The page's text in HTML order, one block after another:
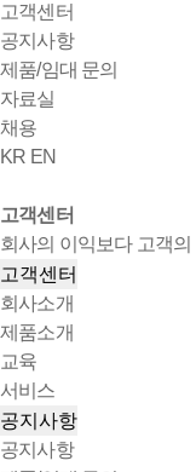
고객센터
공지사항
제품/임대 문의
자료실
채용
KR EN
고객센터
회사의 이익보다 고객
고객센터
회사소개
제품소개
교육
서비스
공지사항
공지사항